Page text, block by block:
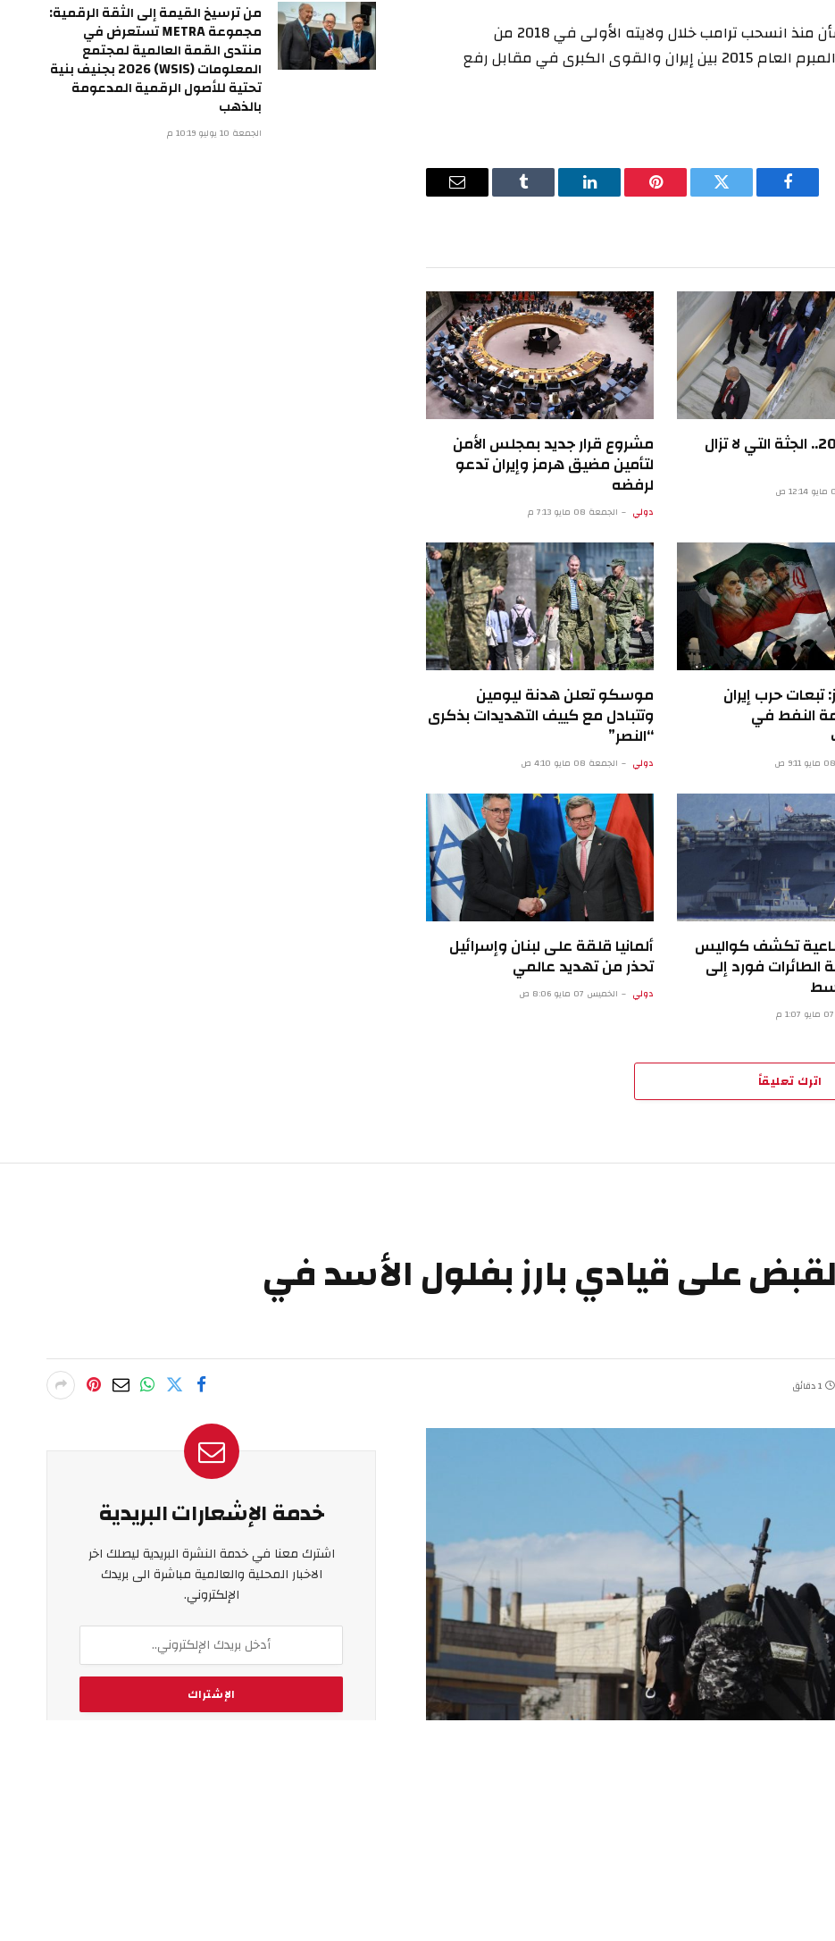
وهذه المحادثات هي الأعلى مستوى بهذا الشأن منذ انسحب ترامب خلال ولايته الأولى في 2018 من
الاتفاق الدولي بشأن البرنامج النووي الإيراني المبرم العام 2015 بين إيران والقوى الكبرى في مقابل رفع
فيسبوك تويتر بينتيريستلينكدإن Tumblr
البريد
إبستين 2026.. الجثة التي لا تزال مشروع قرار جديد بمجلس الأمن
لتأمين مضيق هرمز وإيران تدعو
لرفضه
دولي الجمعة 08 مايو 7:13 م
تبعات حرب إيران
النفط في
موسكو تعلن هدنة ليومين
وتتبادل مع كييف التهديدات بذكرى
“النصر”
دولي الجمعة 08 مايو 4:10 ص
تكشف كواليس
الطائرات فورد إلى
ألمانيا قلقة على لبنان وإسرائيل
تحذر من تهديد عالمي
دولي الخميس 07 مايو 8:06 ص
اترك تعليقاً
من ترسيخ القيمة إلى الثقة الرقمية:
مجموعة METRA تستعرض في
منتدى القمة العالمية لمجتمع
المعلومات (WSIS) 2026 بجنيف بنية
تحتية للأصول الرقمية المدعومة
بالذهب
الجمعة 10 يوليو 10:19 م
على قيادي بارز بفلول الأسد في
1 دقائق
خدمة الإشعارات البريدية
اشترك معنا في خدمة النشرة البريدية ليصلك اخر
الاخبار المحلية والعالمية مباشرة الى بريدك
الإلكتروني.